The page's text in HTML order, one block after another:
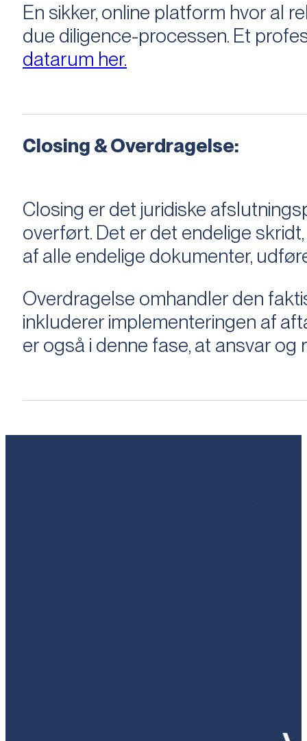
En sikker, online platform hvor al
due diligence-processen. Et
datarum her.
Closing & Overdragelse:
Closing er det juridiske
overført. Det er det endelige
af alle endelige dokumenter,
Overdragelse omhandler den
inkluderer implementeringen af
er også i denne fase, at ansvar